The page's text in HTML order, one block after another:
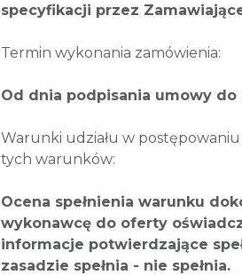
specyfikacji przez
Termin wykonania zamówienia:
Od dnia podpisania umowy do
Warunki udziału w postępowaniu
tych warunków:
Ocena spełnienia warunku
wykonawcę do oferty
informacje potwierdzające
zasadzie spełnia - nie spełnia.